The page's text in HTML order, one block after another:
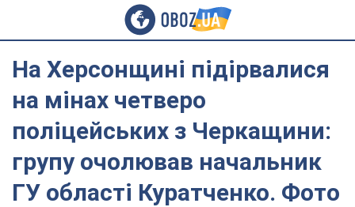
На Херсонщині підірвалися
на мінах четверо
поліцейських з Черкащини:
групу очолював начальник
ГУ області Куратченко. Фото